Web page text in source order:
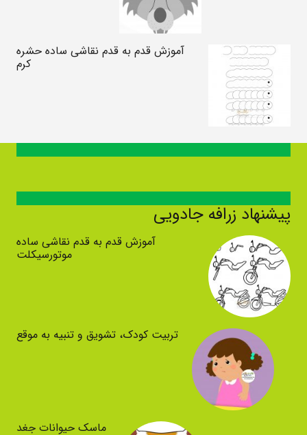
آموزش قدم به قدم نقاشی ساده حشره
کرم
پیشنهاد زرافه جادویی
آموزش قدم به قدم نقاشی ساده
موتورسیکلت
تربیت کودک، تشویق و تنبیه به موقع
ماسک حیوانات جغد